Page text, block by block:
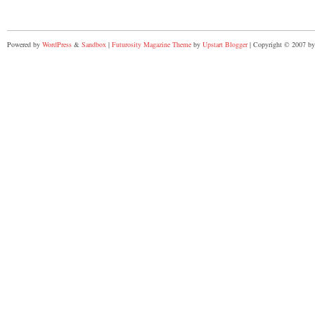
Powered by WordPress & Sandbox | Futurosity Magazine Theme by Upstart Blogger| Copyright © 2007 by